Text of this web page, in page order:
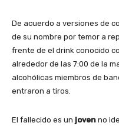
De acuerdo a versiones de
de su nombre por temor a
frente de el drink conocido
alrededor de las 7:00 de la
alcohólicas miembros de
entraron a tiros.
El fallecido es un joven no